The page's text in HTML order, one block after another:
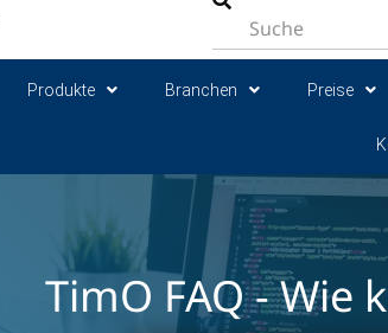
Produkte Branchen Preise
TimO FAQ - Wie